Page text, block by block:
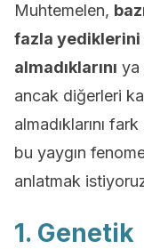
Muhtemelen,
fazla yediklerini
almadıklarını ya
ancak diğerleri
almadıklarını
bu yaygın
anlatmak
1. Genetik